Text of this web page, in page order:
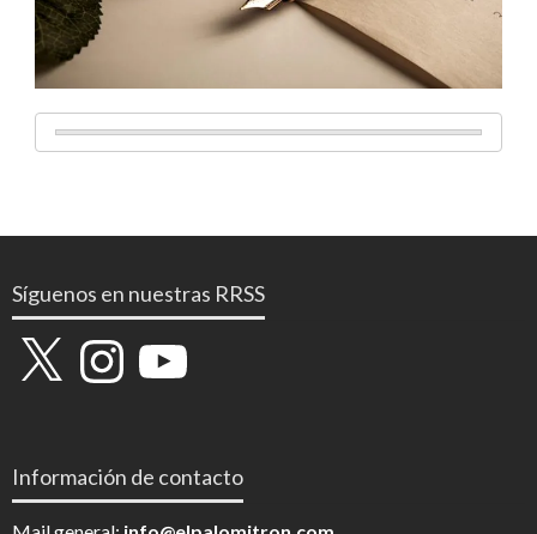
Síguenos en nuestras RRSS
X InstagramYouTube
Información de contacto